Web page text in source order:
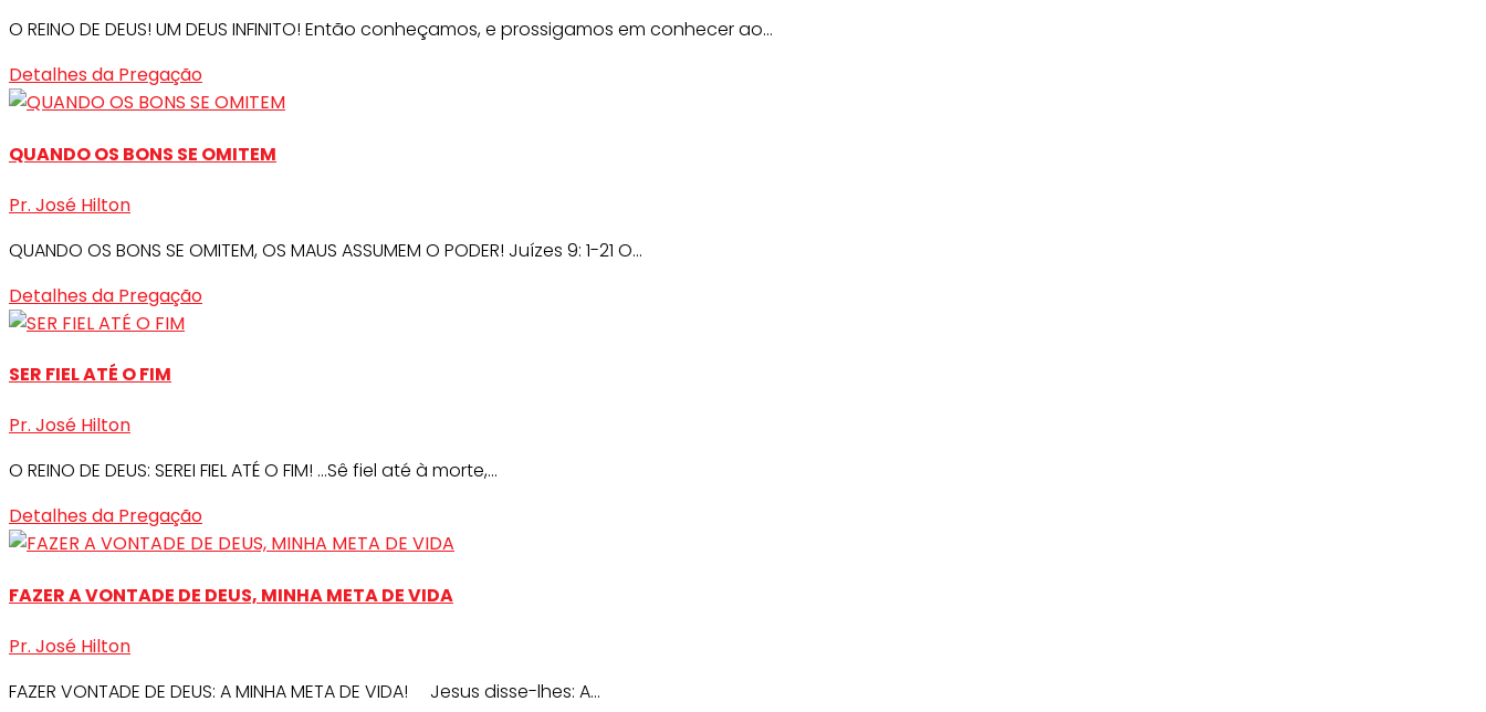
O REINO DE DEUS! UM DEUS INFINITO! Então conheçamos, e prossigamos em conhecer ao...
Detalhes da Pregação
QUANDO OS BONS SE OMITEM
Pr. José Hilton
QUANDO OS BONS SE OMITEM, OS MAUS ASSUMEM O PODER! Juízes 9: 1-21 O...
Detalhes da Pregação
SER FIEL ATÉ O FIM
Pr. José Hilton
O REINO DE DEUS: SEREI FIEL ATÉ O FIM! …Sê fiel até à morte,...
Detalhes da Pregação
FAZER A VONTADE DE DEUS, MINHA META DE VIDA
Pr. José Hilton
FAZER VONTADE DE DEUS: A MINHA META DE VIDA! Jesus disse-lhes: A...